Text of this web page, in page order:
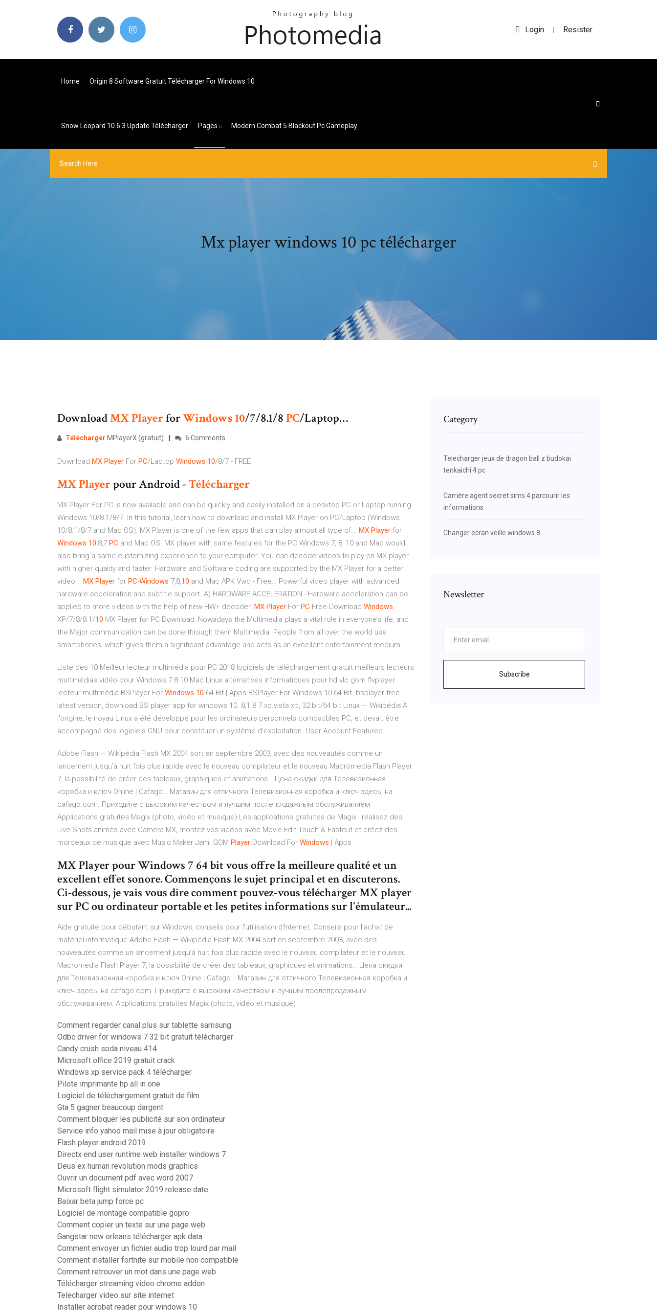
Login | Resister
Home Origin 8 Software Gratuit Télécharger For Windows 10
Snow Leopard 10.6 3 Update Télécharger Pages Modern Combat 5 Blackout Pc Gameplay
Mx player windows 10 pc télécharger
DownloadMXPlayerforWindows10/7/8.1/8PC/Laptop…
Télécharger MPlayerX (gratuit) 6 Comments
Download MX Player For PC/Laptop Windows 10/8/7 - FREE
MXPlayerpour Android -Télécharger
MX Player For PC is now available and can be quickly and easily installed on a desktop PC or Laptop running
Windows 10/8.1/8/7. In this tutorial, learn how to download and install MX Player on PC/Laptop (Windows
10/8.1/8/7 and Mac OS). MX Player is one of the few apps that can play almost all type of... MX Player for
Windows 10,8,7 PC and Mac OS. MX player with same features for the PC Windows 7, 8, 10 and Mac would
also bring a same customizing experience to your computer. You can decode videos to play on MX player
with higher quality and faster. Hardware and Software coding are supported by the MX Player for a better
video... MX Player for PC-Windows 7,8,10 and Mac APK Vwd - Free… Powerful video player with advanced
hardware acceleration and subtitle support. A) HARDWARE ACCELERATION - Hardware acceleration can be
applied to more videos with the help of new HW+ decoder. MX Player For PC Free Download Windows
XP/7/8/8.1/10 MX Player for PC Download: Nowadays the Multimedia plays a vital role in everyone’s life, and
the Major communication can be done through them Multimedia. People from all over the world use
smartphones, which gives them a significant advantage and acts as an excellent entertainment medium.
Liste des 10 Meilleur lecteur multimédia pour PC 2018 logiciels de téléchargement gratuit meilleurs lecteurs
multimédias vidéo pour Windows 7 8 10 Mac Linux alternatives informatiques pour hd vlc gom flvplayer
lecteur multimédia BSPlayer For Windows 10 64 Bit | Apps BSPlayer For Windows 10 64 Bit. bsplayer free
latest version, download BS player app for windows 10. 8,1.8.7.xp.vista xp, 32 bit/64 bit Linux — Wikipédia À
l'origine, le noyau Linux a été développé pour les ordinateurs personnels compatibles PC, et devait être
accompagné des logiciels GNU pour constituer un système d'exploitation. User Account Featured
Adobe Flash — Wikipédia Flash MX 2004 sort en septembre 2003, avec des nouveautés comme un
lancement jusqu’à huit fois plus rapide avec le nouveau compilateur et le nouveau Macromedia Flash Player
7, la possibilité de créer des tableaux, graphiques et animations… Цена скидки для Телевизионная
коробка и ключ Online | Cafago… Магазин для отличного Телевизионная коробка и ключ здесь, на
cafago.com. Приходите с высоким качеством и лучшим послепродажным обслуживанием.
Applications gratuites Magix (photo, vidéo et musique) Les applications gratuites de Magix : réalisez des
Live Shots animés avec Camera MX, montez vos vidéos avec Movie Edit Touch & Fastcut et créez des
morceaux de musique avec Music Maker Jam. GOM Player Download For Windows | Apps
MX Player pour Windows 7 64 bit vous offre la meilleure qualité et un
excellent effet sonore. Commençons le sujet principal et en discuterons.
Ci-dessous, je vais vous dire comment pouvez-vous télécharger MX player
sur PC ou ordinateur portable et les petites informations sur l'émulateur...
Aide gratuite pour débutant sur Windows, conseils pour l'utilisation d'Internet. Conseils pour l'achat de
matériel informatique Adobe Flash — Wikipédia Flash MX 2004 sort en septembre 2003, avec des
nouveautés comme un lancement jusqu’à huit fois plus rapide avec le nouveau compilateur et le nouveau
Macromedia Flash Player 7, la possibilité de créer des tableaux, graphiques et animations… Цена скидки
для Телевизионная коробка и ключ Online | Cafago… Магазин для отличного Телевизионная коробка и
ключ здесь, на cafago.com. Приходите с высоким качеством и лучшим послепродажным
обслуживанием. Applications gratuites Magix (photo, vidéo et musique)
Comment regarder canal plus sur tablette samsung
Odbc driver for windows 7 32 bit gratuit télécharger
Candy crush soda niveau 414
Microsoft office 2019 gratuit crack
Windows xp service pack 4 télécharger
Pilote imprimante hp all in one
Logiciel de téléchargement gratuit de film
Gta 5 gagner beaucoup dargent
Comment bloquer les publicité sur son ordinateur
Service info yahoo mail mise à jour obligatoire
Flash player android 2019
Directx end user runtime web installer windows 7
Deus ex human revolution mods graphics
Ouvrir un document pdf avec word 2007
Microsoft flight simulator 2019 release date
Baixar beta jump force pc
Logiciel de montage compatible gopro
Comment copier un texte sur une page web
Gangstar new orleans télécharger apk data
Comment envoyer un fichier audio trop lourd par mail
Comment installer fortnite sur mobile non compatible
Comment retrouver un mot dans une page web
Télécharger streaming video chrome addon
Telecharger video sur site internet
Installer acrobat reader pour windows 10
Category
Telecharger jeux de dragon ball z budokai
tenkaichi 4 pc
Carrière agent secret sims 4 parcourir les
informations
Changer ecran veille windows 8
Newsletter
Subscribe